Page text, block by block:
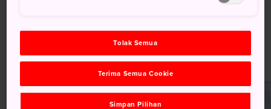
Menyelam & Selam Permukaan
Tolak Semua
Terima Semua Cookie
Simpan Pilihan